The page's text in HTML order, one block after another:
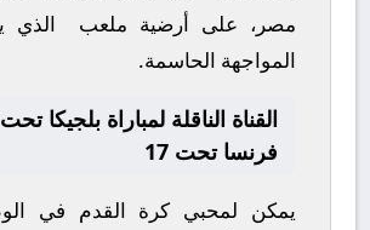
مصر، على أرضية ملعب الذي
المواجهة الحاسمة.
فرنسا تحت 17
يمكن لمحبي كرة القدم في